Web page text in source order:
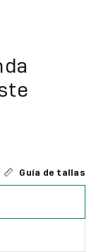
Guía de tallas